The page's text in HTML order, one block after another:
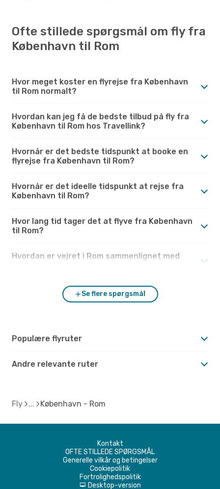
Ofte stillede spørgsmål om fly fra
København til Rom
Hvor meget koster en flyrejse fra København
til Rom normalt?
Hvordan kan jeg få de bedste tilbud på fly fra
København til Rom hos Travellink?
Hvornår er det bedste tidspunkt at booke en
flyrejse fra København til Rom?
Hvornår er det ideelle tidspunkt at rejse fra
København til Rom?
Hvor lang tid tager det at flyve fra København
til Rom?
Hvordan er vejret i Rom sammenlignet med
Se flere spørgsmål
Populære flyruter
Andre relevante ruter
Fly København - Rom
Kontakt
OFTE STILLEDE SPØRGSMÅL
Generelle vilkår og betingelser
Cookiepolitik
Fortrolighedspolitik
d Desktop-version